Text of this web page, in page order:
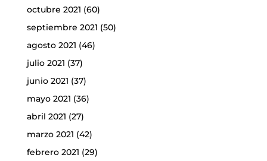
octubre 2021 (60)
septiembre 2021 (50)
agosto 2021 (46)
julio 2021 (37)
junio 2021 (37)
mayo 2021 (36)
abril 2021 (27)
marzo 2021 (42)
febrero 2021 (29)